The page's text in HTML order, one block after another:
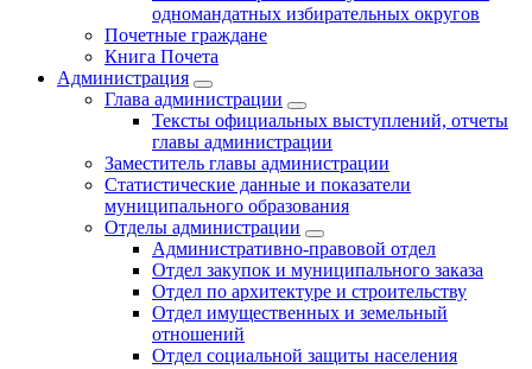
одномандатных избирательных округов
Почетные граждане
Книга Почета
Администрация
Глава администрации
Тексты официальных выступлений, отчеты
главы администрации
Заместитель главы администрации
Статистические данные и показатели
муниципального образования
Отделы администрации
Административно-правовой отдел
Отдел закупок и муниципального заказа
Отдел по архитектуре и строительству
Отдел имущественных и земельный
отношений
Отдел социальной защиты населения